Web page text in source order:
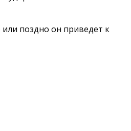
поздно он приведет к